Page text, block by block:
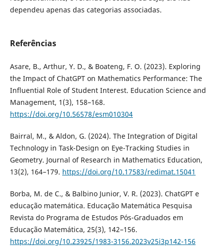
dependeu apenas das categorias associadas.
Referências
Asare, B., Arthur, Y. D., & Boateng, F. O. (2023). Exploring
the Impact of ChatGPT on Mathematics Performance: The
Influential Role of Student Interest. Education Science and
Management, 1(3), 158–168.
https://doi.org/10.56578/esm010304
Bairral, M., & Aldon, G. (2024). The Integration of Digital
Technology in Task-Design on Eye-Tracking Studies in
Geometry. Journal of Research in Mathematics Education,
13(2), 164–179. https://doi.org/10.17583/redimat.15041
Borba, M. de C., & Balbino Junior, V. R. (2023). ChatGPT e
educação matemática. Educação Matemática Pesquisa
Revista do Programa de Estudos Pós-Graduados em
Educação Matemática, 25(3), 142–156.
https://doi.org/10.23925/1983-3156.2023v25i3p142-156